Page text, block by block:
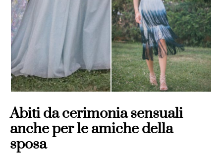
Abiti da cerimonia sensuali
anche per le amiche della
sposa